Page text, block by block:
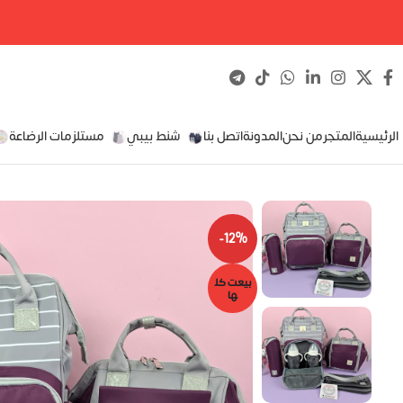
الرئيسيةالمتجرمن نحنالمدونةاتصل بنا شنط بيبي مستلزمات الرضاعة
-12%
بيعت كل
ها